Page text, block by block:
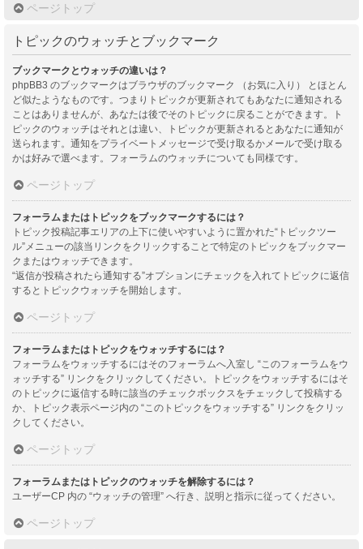
ページトップ
トピックのウォッチとブックマーク
ブックマークとウォッチの違いは？
phpBB3 のブックマークはブラウザのブックマーク （お気に入り） とほとん
ど似たようなものです。つまりトピックが更新されてもあなたに通知される
ことはありませんが、あなたは後でそのトピックに戻ることができます。ト
ピックのウォッチはそれとは違い、トピックが更新されるとあなたに通知が
送られます。通知をプライベートメッセージで受け取るかメールで受け取る
かは好みで選べます。フォーラムのウォッチについても同様です。
ページトップ
フォーラムまたはトピックをブックマークするには？
トピック投稿記事エリアの上下に使いやすいように置かれた“トピックツー
ル”メニューの該当リンクをクリックすることで特定のトピックをブックマー
クまたはウォッチできます。
“返信が投稿されたら通知する”オプションにチェックを入れてトピックに返信
するとトピックウォッチを開始します。
ページトップ
フォーラムまたはトピックをウォッチするには？
フォーラムをウォッチするにはそのフォーラムへ入室し “このフォーラムをウ
ォッチする” リンクをクリックしてください。トピックをウォッチするにはそ
のトピックに返信する時に該当のチェックボックスをチェックして投稿する
か、トピック表示ページ内の “このトピックをウォッチする” リンクをクリッ
クしてください。
ページトップ
フォーラムまたはトピックのウォッチを解除するには？
ユーザーCP 内の “ウォッチの管理” へ行き、説明と指示に従ってください。
ページトップ